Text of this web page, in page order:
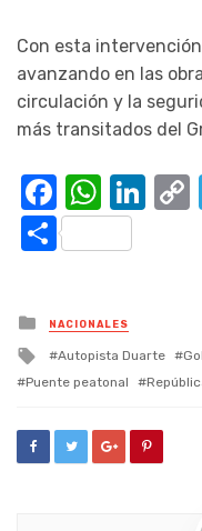
Con esta
avanzando en las
circulación y la
más transitados del
Compartir
Posted
in
NACIONALES
Tagged
with
Autopista Duarte
Puente peatonal